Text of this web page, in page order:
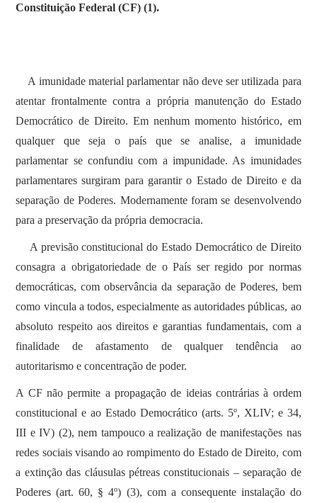
Constituição Federal (CF) (1).
A imunidade material parlamentar não deve ser utilizada para
atentar frontalmente contra a própria manutenção do Estado
Democrático de Direito. Em nenhum momento histórico, em
qualquer que seja o país que se analise, a imunidade
parlamentar se confundiu com a impunidade. As imunidades
parlamentares surgiram para garantir o Estado de Direito e da
separação de Poderes. Modernamente foram se desenvolvendo
para a preservação da própria democracia.
A previsão constitucional do Estado Democrático de Direito
consagra a obrigatoriedade de o País ser regido por normas
democráticas, com observância da separação de Poderes, bem
como vincula a todos, especialmente as autoridades públicas, ao
absoluto respeito aos direitos e garantias fundamentais, com a
finalidade de afastamento de qualquer tendência ao
autoritarismo e concentração de poder.
A CF não permite a propagação de ideias contrárias à ordem
constitucional e ao Estado Democrático (arts. 5º, XLIV; e 34,
III e IV) (2), nem tampouco a realização de manifestações nas
redes sociais visando ao rompimento do Estado de Direito, com
a extinção das cláusulas pétreas constitucionais – separação de
Poderes (art. 60, § 4º) (3), com a consequente instalação do